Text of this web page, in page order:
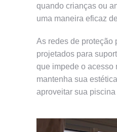
quando crianças ou
uma maneira eficaz
As redes de proteção
projetados para
que impede o acesso
mantenha sua
aproveitar sua